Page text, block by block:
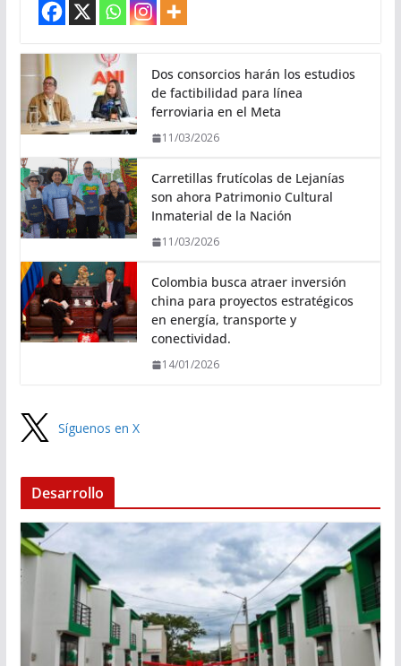
Dos consorcios harán los estudios
de factibilidad para línea
ferroviaria en el Meta
11/03/2026
Carretillas frutícolas de Lejanías
son ahora Patrimonio Cultural
Inmaterial de la Nación
11/03/2026
Colombia busca atraer inversión
china para proyectos estratégicos
en energía, transporte y
conectividad.
14/01/2026
Síguenos en X
Desarrollo